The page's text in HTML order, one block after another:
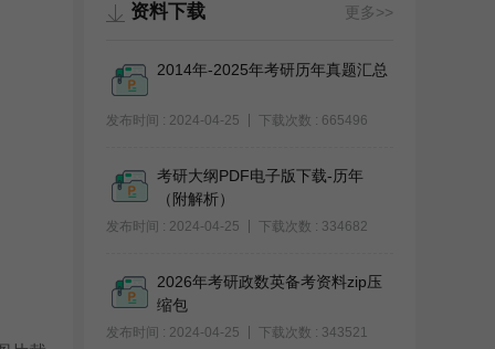
资料下载 更多>>
2014年-2025年考研历年真题汇总
发布时间 : 2024-04-25 下载次数 : 665496
考研大纲PDF电子版下载-历年
（附解析）
发布时间 : 2024-04-25 下载次数 : 334682
2026年考研政数英备考资料zip压
缩包
发布时间 : 2024-04-25 下载次数 : 343521